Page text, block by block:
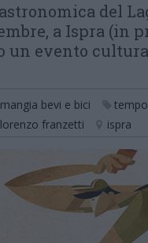
del
a Ispra (in
un evento
mangia bevi e bici
lorenzo franzetti ispra